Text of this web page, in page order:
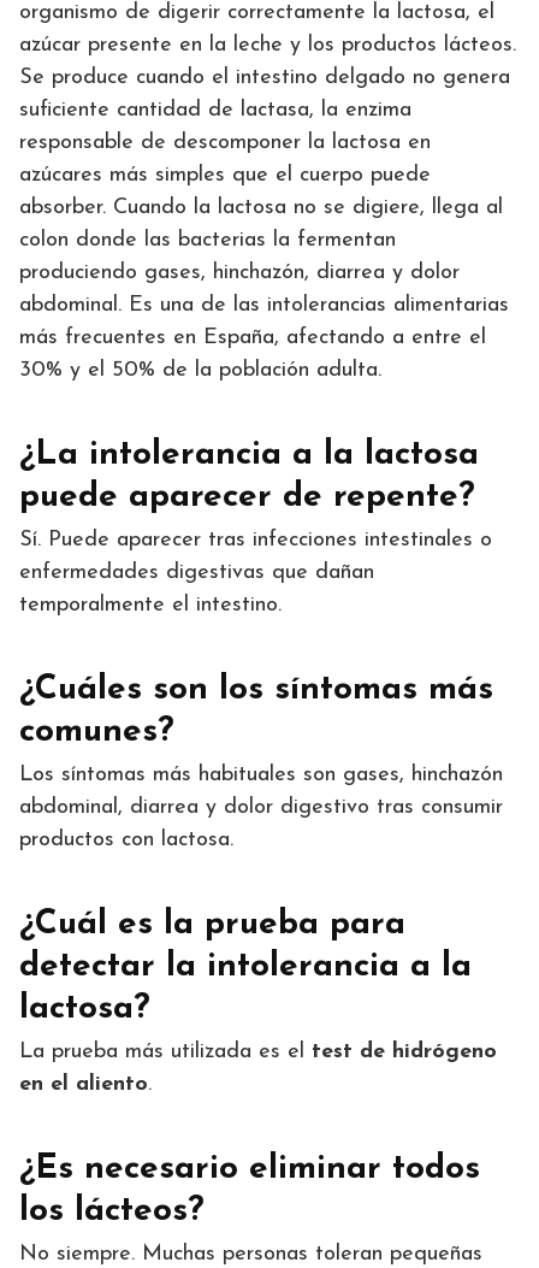
organismo de digerir correctamente la lactosa, el
azúcar presente en la leche y los productos lácteos.
Se produce cuando el intestino delgado no genera
suficiente cantidad de lactasa, la enzima
responsable de descomponer la lactosa en
azúcares más simples que el cuerpo puede
absorber. Cuando la lactosa no se digiere, llega al
colon donde las bacterias la fermentan
produciendo gases, hinchazón, diarrea y dolor
abdominal. Es una de las intolerancias alimentarias
más frecuentes en España, afectando a entre el
30% y el 50% de la población adulta.
¿La intolerancia a la lactosa
puede aparecer de repente?
Sí. Puede aparecer tras infecciones intestinales o
enfermedades digestivas que dañan
temporalmente el intestino.
¿Cuáles son los síntomas más
comunes?
Los síntomas más habituales son gases, hinchazón
abdominal, diarrea y dolor digestivo tras consumir
productos con lactosa.
¿Cuál es la prueba para
detectar la intolerancia a la
lactosa?
La prueba más utilizada es el test de hidrógeno
en el aliento.
¿Es necesario eliminar todos
los lácteos?
No siempre. Muchas personas toleran pequeñas